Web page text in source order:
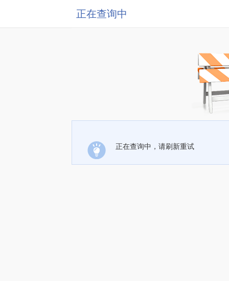
正在查询中
正在查询中，请刷新重试